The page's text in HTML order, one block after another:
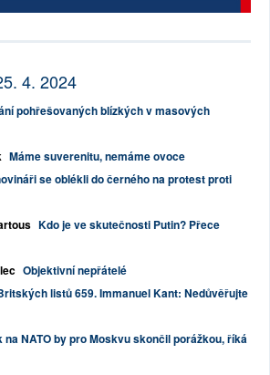
4. 2024
pohřešovaných blízkých v masových
Máme suverenitu, nemáme ovoce
se oblékli do černého na protest proti
Kdo je ve skutečnosti Putin? Přece
Objektivní nepřátelé
listů 659. Immanuel Kant: Nedůvěřujte
na NATO by pro Moskvu skončil porážkou, říká